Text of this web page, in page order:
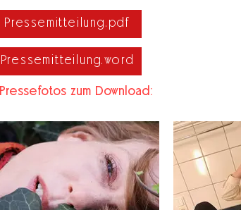
Pressemitteilung.pdf
Pressemitteilung.word
Pressefotos zum Download: